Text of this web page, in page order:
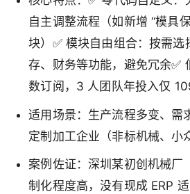
自主调整流程（如新增 “模具
块）✅ 模块自由组合：按需
存、财务等功能，避免冗余✅
数订阅，3 人团队年投入仅
适用场景：生产流程多变、需
定制加工企业（非标机械、小
案例佐证：深圳某初创机械厂
制化程度高，没有现成 ERP